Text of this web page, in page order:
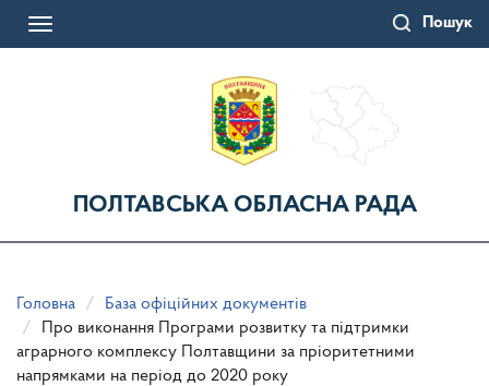
Пошук
Toggle
ПОЛТАВСЬКА ОБЛАСНА РАДА
Головна
База офіційних документів
Про виконання Програми розвитку та підтримки
аграрного комплексу Полтавщини за пріоритетними
напрямками на період до 2020 року